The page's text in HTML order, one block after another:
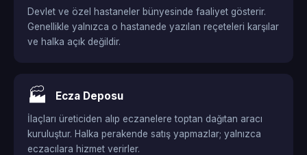
Devlet ve özel hastaneler bünyesinde faaliyet gösterir.
Genellikle yalnızca o hastanede yazılan reçeteleri karşılar
ve halka açık değildir.
🏭 Ecza Deposu
İlaçları üreticiden alıp eczanelere toptan dağıtan aracı
kuruluştur. Halka perakende satış yapmazlar; yalnızca
eczacılara hizmet verirler.